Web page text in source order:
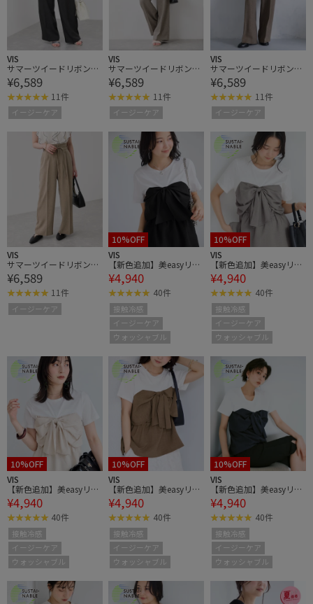
VIS
サマーツイードリボンベ
ルトパンツ/UVケア・イ
ージーケア
¥6,589
11件
イージーケア
VIS
サマーツイードリボンベ
ルトパンツ/UVケア・イ
ージーケア
¥6,589
11件
イージーケア
VIS
サマーツイードリボンベ
ルトパンツ/UVケア・イ
ージーケア
¥6,589
11件
イージーケア
VIS
サマーツイードリボンベ
ルトパンツ/UVケア・イ
ージーケア
¥6,589
11件
イージーケア
10%OFF
VIS
【新色追加】美easyリネ
ンライクリボンビスチェ
トップス/イージーケ
ア・接触冷感・セットア
ップ対応
¥4,940
40件
接触冷感
イージーケア
ウォッシャブル
10%OFF
VIS
【新色追加】美easyリネ
ンライクリボンビスチェ
トップス/イージーケ
ア・接触冷感・セットア
ップ対応
¥4,940
40件
接触冷感
イージーケア
ウォッシャブル
10%OFF
VIS
【新色追加】美easyリネ
ンライクリボンビスチェ
トップス/イージーケ
ア・接触冷感・セットア
ップ対応
¥4,940
40件
接触冷感
イージーケア
ウォッシャブル
10%OFF
VIS
【新色追加】美easyリネ
ンライクリボンビスチェ
トップス/イージーケ
ア・接触冷感・セットア
ップ対応
¥4,940
40件
接触冷感
イージーケア
ウォッシャブル
10%OFF
VIS
【新色追加】美easyリネ
ンライクリボンビスチェ
トップス/イージーケ
ア・接触冷感・セットア
ップ対応
¥4,940
40件
接触冷感
イージーケア
ウォッシャブル